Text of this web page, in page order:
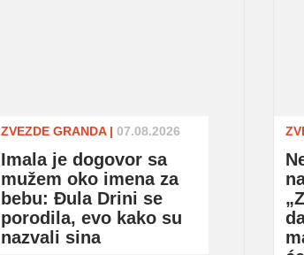
ZVEZDE GRANDA| 07.08.2026
Imala je dogovor sa
mužem oko imena za
bebu: Đula Drini se
porodila, evo kako su
nazvali sina